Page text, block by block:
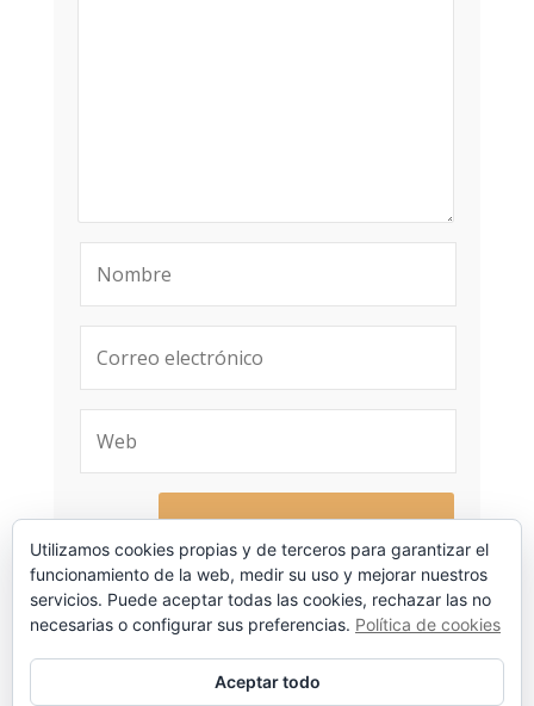
Este sitio usa Akismet para reducir el
Aprende cómo se procesan los
datos de tus comentarios.
Utilizamos cookies propias y de terceros para garantizar el
funcionamiento de la web, medir su uso y mejorar nuestros
servicios. Puede aceptar todas las cookies, rechazar las no
necesarias o configurar sus preferencias. Política de cookies
Aceptar todo